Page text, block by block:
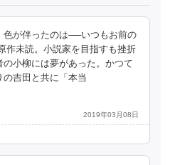
色が伴ったのは──いつもお前の
作未読。小説家を目指すも挫折
小柳には夢があった。かつて
吉田と共に「本当
2019年03月08日